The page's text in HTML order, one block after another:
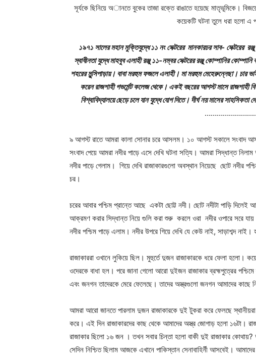
সূর্যকে ছিনিয়ে অানতে বুকের তাজা রক্তে রাঙাতে হয়েছে মাতৃভূমিকে।
কয়েকটি ঘটনা তুলে ধরা হলাে এ
১৯৭১ সালের মহান মুক্তিযুদ্ধে ১১ নং সেক্টরের মানকারচর সাব- সেক্টরের
স্বাধীনতা যুদ্ধে মাহবুব এলাহী রঞ্জু ১১-নম্বর সেক্টরের রঞ্জু কোম্পানির
শহরের মুন্সিপাড়ায়। বাবা মরহুম ফজলে এলাহী। মা মরহুম মেহেরুন্নেছা। চার
করেন রাজশাহী গভর্মেন্ট কলেজ থেকে। একই বছরের আগস্ট মাসে রাজশাহী
বিশ্বাবিদ্যালয়ে ছেড়ে চলে যান যুদ্ধে যোগ দিতে। দীর্ঘ নয় মাসের
৯ আগস্ট রাতে আমরা কালা সোনার চরে আসলম। ১০ আগস্ট সকালে সংবাদ
সংবাদ পেয়ে আমরা নদীর পাড়ে এসে দেখি ঘটনা সত্যি। আমরা সিদ্ধান্ত
নদীর পাড়ে গেলাম। গিয়ে দেখি রাজাকারগুলো অবস্থান নিয়েছে ছোট নদীর
চর।
চরের আবার পশ্চিম প্রান্তে আছে একটা ছোট্ট নদী। ছোট নদীটা পাড়ি
আক্রমণ করার সিদ্ধান্ত নিয়ে গুলি করা শুরু করলে ওরা নদীর ওপারে সরে যায়।
নদীর পশ্চিম পাড়ে এলাম। নদীর উপরে গিয়ে দেখি যে কেউ নাই, সাড়াশব্দ
রাজাকাররা ওখানে লুকিয়ে ছিল। মুহুর্তে দুজন রাজাকারকে ধরে ফেলা হলো।
ওদেরকে বাধা হল। পরে জানা গেলো আরো দুইজন রাজাকার ব্রহ্মপুত্রের
এবং জনগন তাদেরকে মেরে ফেলেছে। তাদের অস্ত্রগুলো জনগন আমাদের কাছে
আমরা আরো জানতে পারলাম দুজন রাজাকারকে দুই টুকরা করে ফেলছে
করে। এই দিন রাজাকারদের কাছ থেকে আমাদের অস্ত্র জোগাড় হলো ১৬টা।
রাজাকার ছিলো ১৬ জন । তখন সবার চিন্তা হলো বাকী দুই রাজাকার কোথায়?
সেদিন নিশ্চিত ছিলাম আজকে এখানে পাকিস্তান সেনাবাহির্নী আসবেই।